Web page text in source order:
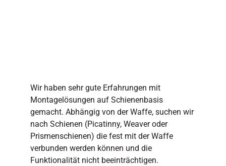
Wir haben sehr gute Erfahrungen mit
Montagelösungen auf Schienenbasis
gemacht. Abhängig von der Waffe, suchen wir
nach Schienen (Picatinny, Weaver oder
Prismenschienen) die fest mit der Waffe
verbunden werden können und die
Funktionalität nicht beeinträchtigen.